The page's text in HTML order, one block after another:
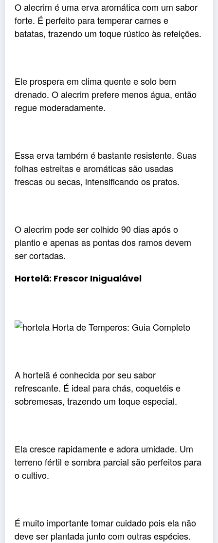
O alecrim é uma erva aromática com um sabor
forte. É perfeito para temperar carnes e
batatas, trazendo um toque rústico às refeições.
Ele prospera em clima quente e solo bem
drenado. O alecrim prefere menos água, então
regue moderadamente.
Essa erva também é bastante resistente. Suas
folhas estreitas e aromáticas são usadas
frescas ou secas, intensificando os pratos.
O alecrim pode ser colhido 90 dias após o
plantio e apenas as pontas dos ramos devem
ser cortadas.
Hortelã: Frescor Inigualável
A hortelã é conhecida por seu sabor
refrescante. É ideal para chás, coquetéis e
sobremesas, trazendo um toque especial.
Ela cresce rapidamente e adora umidade. Um
terreno fértil e sombra parcial são perfeitos para
o cultivo.
É muito importante tomar cuidado pois ela não
deve ser plantada junto com outras espécies.